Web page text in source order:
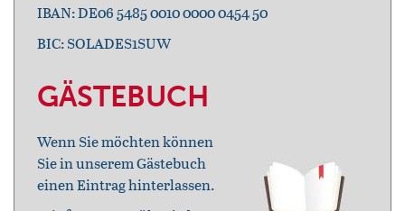
IBAN: DE06 5485 0010 0000 0454 50
BIC: SOLADES1SUW
GÄSTEBUCH
Wenn Sie möchten können
Sie in unserem Gästebuch
einen Eintrag hinterlassen.